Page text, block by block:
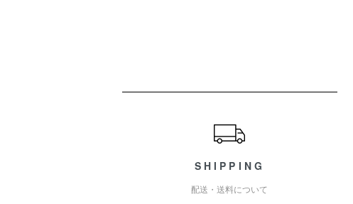
SHIPPING
配送・送料について